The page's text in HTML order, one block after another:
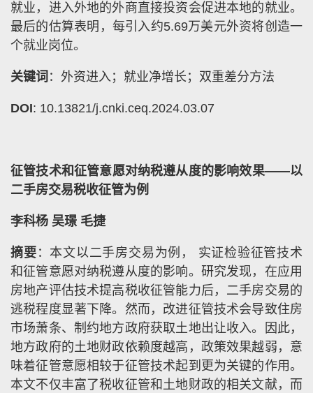
就业，进入外地的外商直接投资会促进本地的就业。
最后的估算表明，每引入约5.69万美元外资将创造一
个就业岗位。
关键词 ：外资进入；就业净增长；双重差分方法
DOI: 10.13821/j.cnki.ceq.2024.03.07
征管技术和征管意愿对纳税遵从度的影响效果——以
二手房交易税收征管为例
李科杨 吴璟 毛捷
摘要 ：本文以二手房交易为例， 实证检验征管技术
和征管意愿对纳税遵从度的影响。研究发现，在应用
房地产评估技术提高税收征管能力后，二手房交易的
逃税程度显著下降。然而，改进征管技术会导致住房
市场萧条、制约地方政府获取土地出让收入。因此，
地方政府的土地财政依赖度越高，政策效果越弱，意
味着征管意愿相较于征管技术起到更为关键的作用。
本文不仅丰富了税收征管和土地财政的相关文献，而